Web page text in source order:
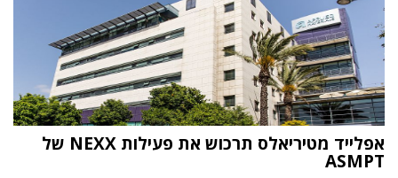
אפלייד מטיריאלס תרכוש את פעילות NEXX של
ASMPT